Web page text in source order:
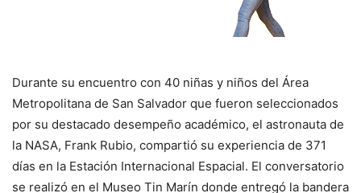
Durante su encuentro con 40 niñas y niños del Área
Metropolitana de San Salvador que fueron seleccionados
por su destacado desempeño académico, el astronauta de
la NASA, Frank Rubio, compartió su experiencia de 371
días en la Estación Internacional Espacial. El conversatorio
se realizó en el Museo Tin Marín donde entregó la bandera